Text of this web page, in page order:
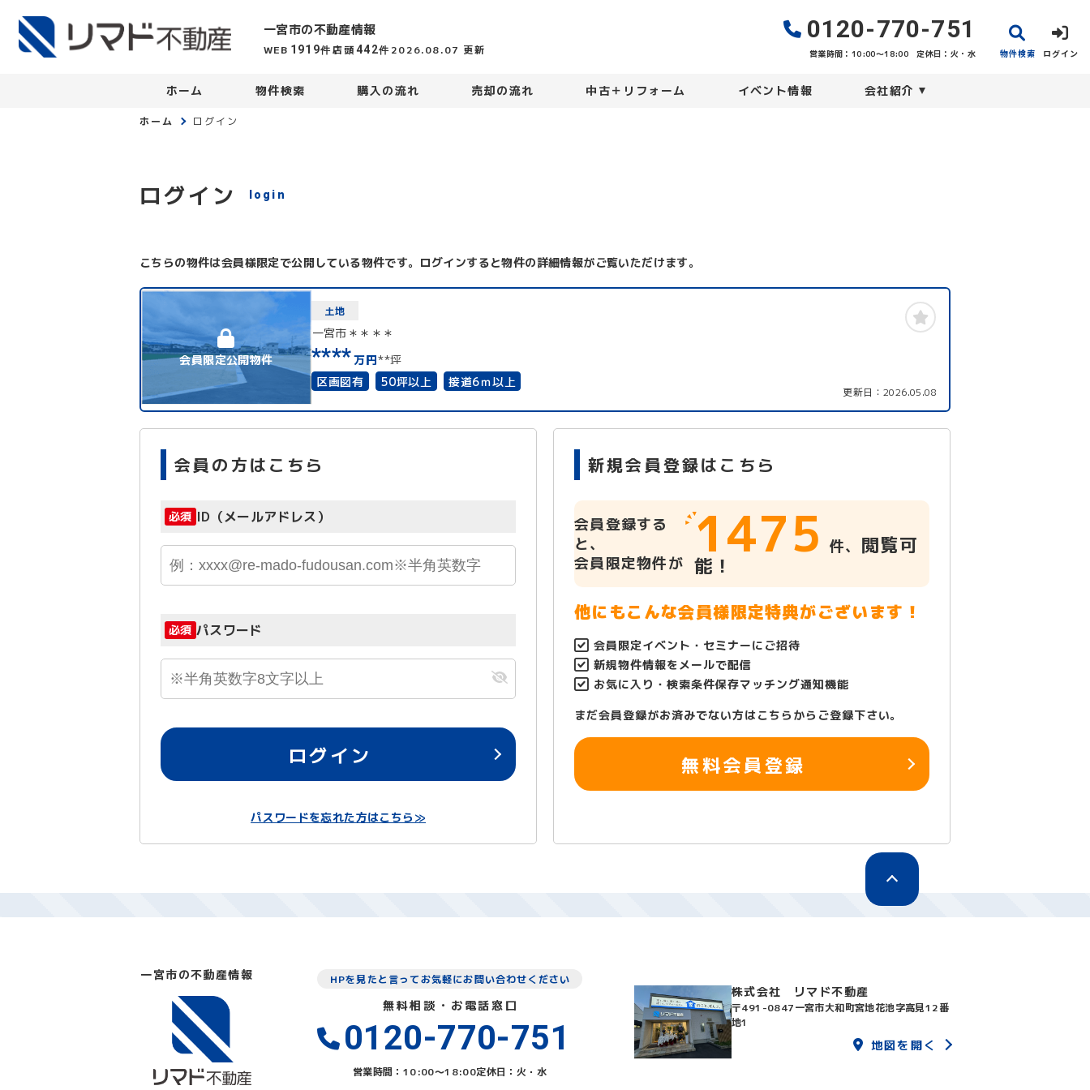
一宮市の不動産情報
WEB 1919件 店頭442件 2026.08.07 更新
0120-770-751
営業時間：10:00〜18:00 定休日：火・水 物件検索 ログイン
ホーム 物件検索 購入の流れ 売却の流れ 中古＋リフォーム イベント情報 会社紹介
ホーム ログイン
ログイン login
こちらの物件は会員様限定で公開している物件です。ログインすると物件の詳細情報がご覧いただけます。
会員限定公開物件
土地
一宮市＊＊＊＊
****万円**坪
区画図有 50坪以上 接道6ｍ以上
更新日： 2026.05.08
会員の方はこちら
必須 ID（メールアドレス）
必須 パスワード
ログイン
パスワードを忘れた方はこちら≫
新規会員登録はこちら
会員登録する
と、
会員限定物件が 1475 件、 閲覧可
能！
他にもこんな会員様限定特典がございます！
会員限定イベント・セミナーにご招待
新規物件情報をメールで配信
お気に入り・検索条件保存マッチング通知機能
まだ会員登録がお済みでない方はこちらからご登録下さい。
無料会員登録
一宮市の不動産情報 HPを見たと言ってお気軽にお問い合わせください
無料相談・お電話窓口
0120-770-751
営業時間：10:00〜18:00定休日：火・水
株式会社 リマド不動産
〒491-0847一宮市大和町宮地花池字高見12番
地1
地図を開く